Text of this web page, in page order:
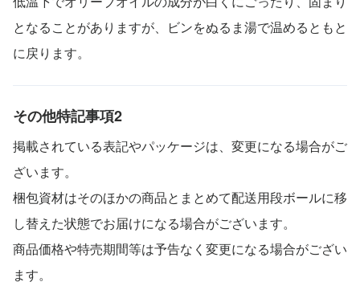
となることがありますが、ビンをぬるま湯で温めるともと
に戻ります。
その他特記事項2
掲載されている表記やパッケージは、変更になる場合がご
ざいます。
梱包資材はそのほかの商品とまとめて配送用段ボールに移
し替えた状態でお届けになる場合がございます。
商品価格や特売期間等は予告なく変更になる場合がござい
ます。